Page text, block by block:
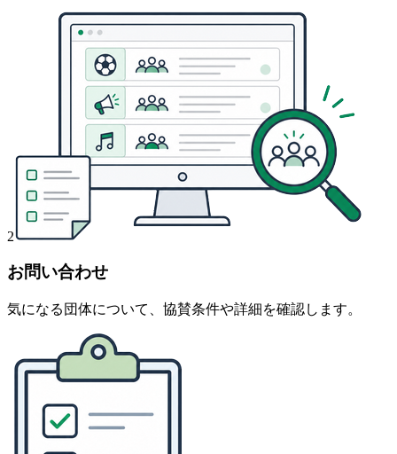
2
お問い合わせ
気になる団体について、協賛条件や詳細を確認します。